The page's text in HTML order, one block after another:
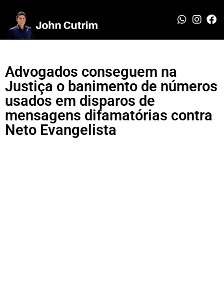
Advogados conseguem na
Justiça o banimento de números
usados em disparos de
mensagens difamatórias contra
Neto Evangelista